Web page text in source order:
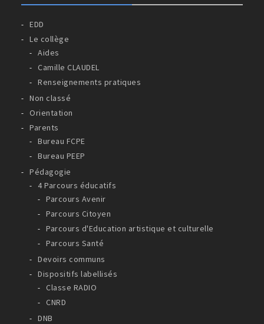
EDD
Le collège
Aides
Camille CLAUDEL
Renseignements pratiques
Non classé
Orientation
Parents
Bureau FCPE
Bureau PEEP
Pédagogie
4 Parcours éducatifs
Parcours Avenir
Parcours Citoyen
Parcours d'Education artistique et culturelle
Parcours Santé
Devoirs communs
Dispositifs labellisés
Classe RADIO
CNRD
DNB